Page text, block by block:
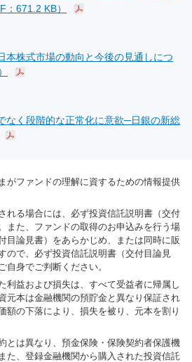
：671.2 KB）
本株式市場の動向と今後の見通しにつ
なく段階的な正常化に意欲─日銀の新総
がファンドの理解に資するための情報提供
れる場合には、必ず投資信託説明書（交付
また、ファンドの取得のお申込みを行う場
目論見書）をあらかじめ、または同時に販
ので、必ず投資信託説明書（交付目論見
自身でご判断ください。
利益および損失は、すべて受益者に帰属し
元本は金融機関の預貯金と異なり保証され
額の下落により、損失を被り、元本を割り
とは異なり、預金保険・保険契約者保護機
た、登録金融機関から購入された投資信託